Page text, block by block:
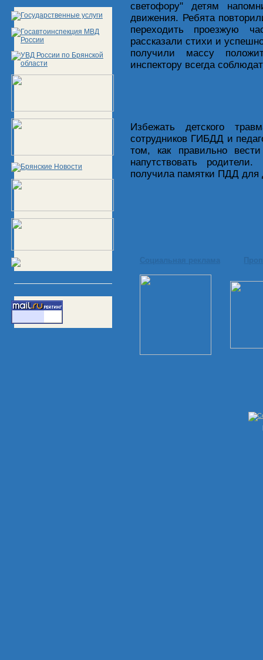
светофору" детям
движения. Ребята
переходить проезжую
рассказали стихи и
получили массу
инспектору всегда
Избежать детского
сотрудников ГИБДД и
том, как правильно
напутствовать
получила памятки ПДД для